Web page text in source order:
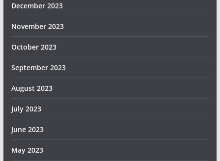
December 2023
November 2023
October 2023
September 2023
August 2023
July 2023
June 2023
May 2023